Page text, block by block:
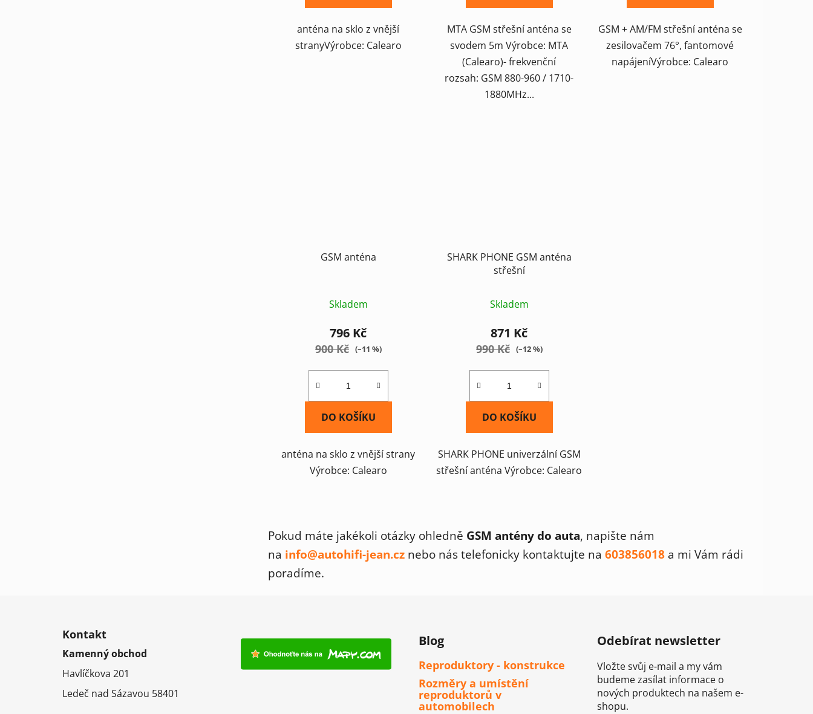
anténa na sklo z vnější
stranyVýrobce: Calearo
MTA GSM střešní anténa se
svodem 5m Výrobce: MTA
(Calearo)- frekvenční
rozsah: GSM 880-960 / 1710-
1880MHz...
GSM + AM/FM střešní anténa se
zesilovačem 76°, fantomové
napájeníVýrobce: Calearo
GSM anténa
Skladem
796 Kč
900 Kč (–11 %)
DO KOŠÍKU
anténa na sklo z vnější strany
Výrobce: Calearo
SHARK PHONE GSM anténa
střešní
Skladem
871 Kč
990 Kč (–12 %)
DO KOŠÍKU
SHARK PHONE univerzální GSM
střešní anténa Výrobce: Calearo
l
á
d
y
v
Pokud máte jakékoli otázky ohledně GSM antény do auta, napište nám
na info@autohifi-jean.cz nebo nás telefonicky kontaktujte na 603856018 a mi Vám rádi
poradíme.
Kontakt
Kamenný obchod
Havlíčkova 201
Ledeč nad Sázavou 58401
Blog
Reproduktory - konstrukce
Rozměry a umístění
reproduktorů v
automobilech
Odebírat newsletter
Vložte svůj e-mail a my vám
budeme zasílat informace o
nových produktech na našem e-
shopu.